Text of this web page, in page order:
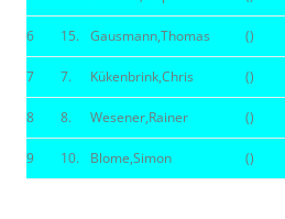
6 15. Gausmann,Thomas ()
7 7. Kükenbrink,Chris ()
8 8. Wesener,Rainer ()
9 10. Blome,Simon ()